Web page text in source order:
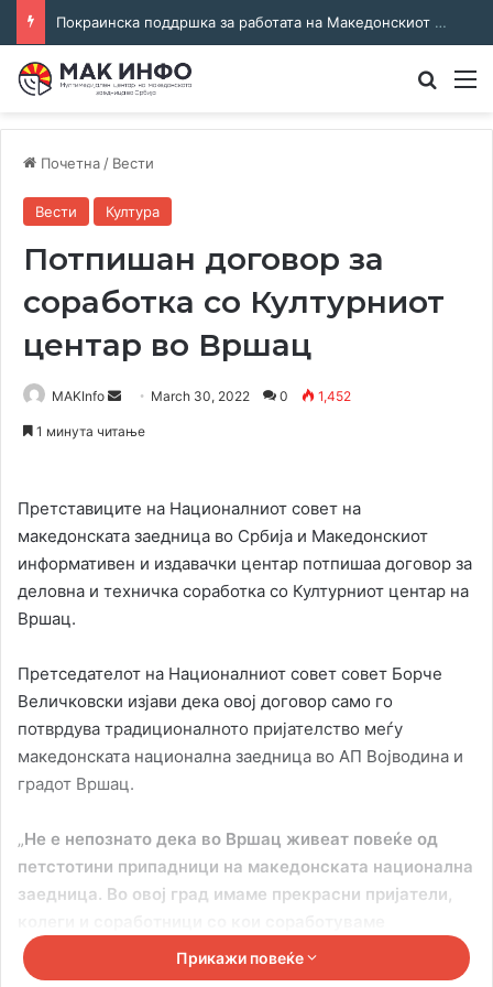
Покраинска поддршка за работата на Македонскиот национален совет: потпишан договор за суфинансирање на активностите
Почетна / Вести
Вести Култура
Потпишан договор за
соработка со Културниот
центар во Вршац
MAKInfo
Send March 30, 2022 0 1,452
1 минута читање
Претставиците на Националниот совет на
македонската заедница во Србија и Македонскиот
информативен и издавачки центар потпишаа договор за
деловна и техничка соработка со Културниот центар на
Вршац.
Претседателот на Националниот совет совет Борче
Величковски изјави дека овој договор само го
потврдува традиционалното пријателство меѓу
македонската национална заедница во АП Војводина и
градот Вршац.
„Не е непознато дека во Вршац живеат повеќе од
петстотини припадници на македонската национална
заедница. Во овој град имаме прекрасни пријатели,
последните десет години. Преку потпишувањето на
овој договор ќе ја подобриме нашата досегашна
Прикажи повеќе